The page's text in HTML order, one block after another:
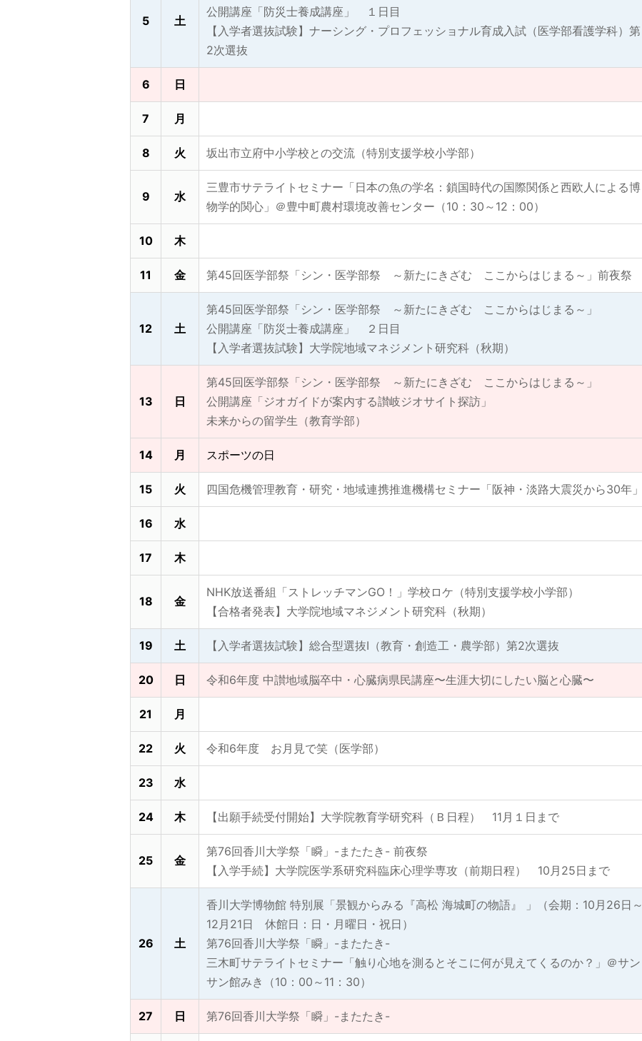
5 土
公開講座「防災士養成講座」 １日目
【入学者選抜試験】ナーシング・プロフェッショナル育成入試（医学部看護学科）第
2次選抜
6 日
7 月
8 火 坂出市立府中小学校との交流（特別支援学校小学部）
9 水
三豊市サテライトセミナー「日本の魚の学名：鎖国時代の国際関係と西欧人による博
物学的関心」＠豊中町農村環境改善センター（10：30～12：00）
10 木
11 金 第45回医学部祭「シン・医学部祭 ～新たにきざむ ここからはじまる～」前夜祭
12 土
第45回医学部祭「シン・医学部祭 ～新たにきざむ ここからはじまる～」
公開講座「防災士養成講座」 ２日目
【入学者選抜試験】大学院地域マネジメント研究科（秋期）
13 日
第45回医学部祭「シン・医学部祭 ～新たにきざむ ここからはじまる～」
公開講座「ジオガイドが案内する讃岐ジオサイト探訪」
未来からの留学生（教育学部）
14 月 スポーツの日
15 火 四国危機管理教育・研究・地域連携推進機構セミナー「阪神・淡路大震災から30年」
16 水
17 木
18 金
NHK放送番組「ストレッチマンGO！」学校ロケ（特別支援学校小学部）
【合格者発表】大学院地域マネジメント研究科（秋期）
19 土 【入学者選抜試験】総合型選抜Ⅰ（教育・創造工・農学部）第2次選抜
20 日 令和6年度 中讃地域脳卒中・心臓病県民講座〜生涯大切にしたい脳と心臓〜
21 月
22 火 令和6年度 お月見で笑（医学部）
23 水
24 木 【出願手続受付開始】大学院教育学研究科（Ｂ日程） 11月１日まで
25 金
第76回香川大学祭「瞬」-またたき- 前夜祭
【入学手続】大学院医学系研究科臨床心理学専攻（前期日程） 10月25日まで
26 土
香川大学博物館 特別展「景観からみる『高松 海城町の物語』 」（会期：10月26日～
12月21日 休館日：日・月曜日・祝日）
第76回香川大学祭「瞬」-またたき-
三木町サテライトセミナー「触り心地を測るとそこに何が見えてくるのか？」＠サン
サン館みき（10：00～11：30）
27 日 第76回香川大学祭「瞬」-またたき-